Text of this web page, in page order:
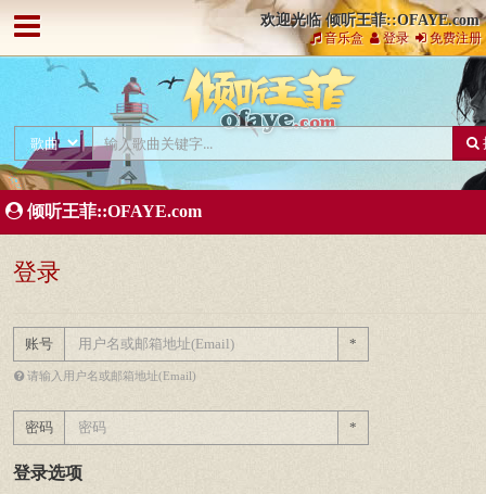
欢迎光临 倾听王菲::OFAYE.com
音乐盒 登录 免费注册
倾听王菲::OFAYE.com
登录
账号 *
请输入用户名或邮箱地址(Email)
密码 *
登录选项